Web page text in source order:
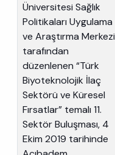
Üniversitesi Sağlık
Politikaları Uygulama
ve Araştırma Merkezi
tarafından
düzenlenen “Türk
Biyoteknolojik İlaç
Sektörü ve Küresel
Fırsatlar” temalı 11.
Sektör Buluşması, 4
Ekim 2019 tarihinde